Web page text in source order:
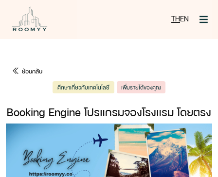
THEN
ย้อนกลับ
ศึกษาเกี่ยวกับเทคโนโลยี เพิ่มรายได้ของคุณ
Booking Engine โปรแกรมจองโรงแรม โดยตรง